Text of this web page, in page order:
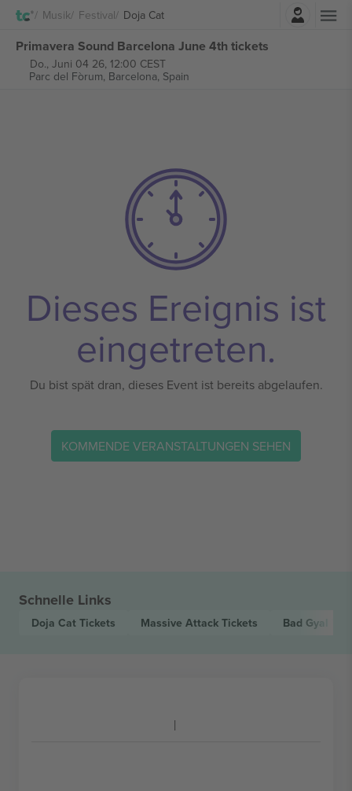
Musik Festival Doja Cat
Primavera Sound Barcelona June 4th tickets
Do., Juni 04 26, 12:00 CEST
Parc del Fòrum, Barcelona, Spain
Dieses Ereignis ist
eingetreten.
Du bist spät dran, dieses Event ist bereits abgelaufen.
KOMMENDE VERANSTALTUNGEN SEHEN
Schnelle Links
Doja Cat Tickets Massive Attack Tickets Bad Gyal